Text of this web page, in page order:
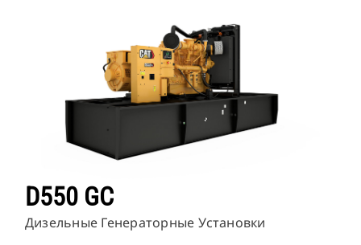
D550 GC
Дизельные Генераторные Установки